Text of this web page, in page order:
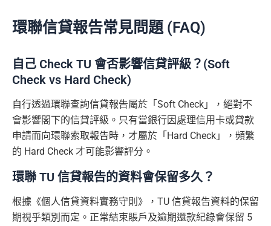
環聯信貸報告常見問題 (FAQ)
自己 Check TU 會否影響信貸評級？(Soft
Check vs Hard Check)
自行透過環聯查詢信貸報告屬於「Soft Check」，絕對不
會影響閣下的信貸評級。只有當銀行因處理信用卡或貸款
申請而向環聯索取報告時，才屬於「Hard Check」，頻繁
的 Hard Check 才可能影響評分。
環聯 TU 信貸報告的資料會保留多久？
根據《個人信貸資料實務守則》，TU 信貸報告資料的保留
期視乎類別而定。正常結束賬戶及逾期還款紀錄會保留 5